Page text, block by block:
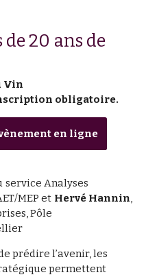
20 ans de
Vin
obligatoire.
en ligne
service Analyses
MEP et Hervé Hannin,
Pôle
prédire l’avenir, les
permettent